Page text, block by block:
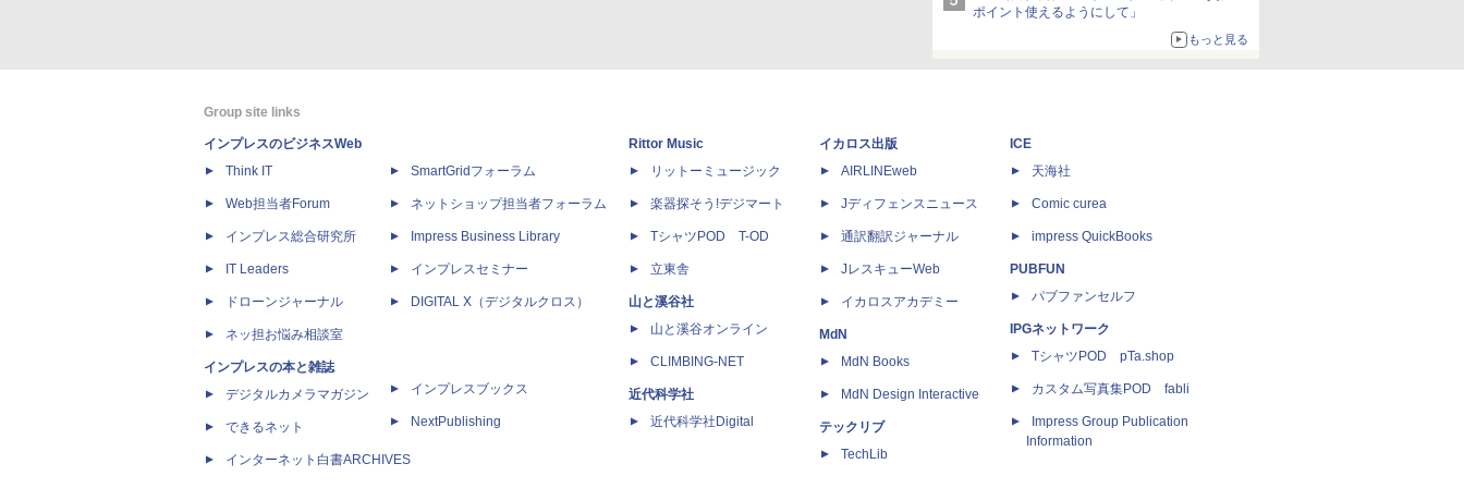
ポイント使えるようにして」
もっと見る
Group site links
インプレスのビジネスWeb
Think IT
Web担当者Forum
インプレス総合研究所
IT Leaders
ドローンジャーナル
ネッ担お悩み相談室
インプレスの本と雑誌
デジタルカメラマガジン
できるネット
インターネット白書ARCHIVES
SmartGridフォーラム
ネットショップ担当者フォーラム
Impress Business Library
インプレスセミナー
DIGITAL X（デジタルクロス）
インプレスブックス
NextPublishing
Rittor Music
リットーミュージック
楽器探そう!デジマート
TシャツPOD T-OD
立東舎
山と溪谷社
山と溪谷オンライン
CLIMBING-NET
近代科学社
近代科学社Digital
イカロス出版
AIRLINEweb
Jディフェンスニュース
通訳翻訳ジャーナル
JレスキューWeb
イカロスアカデミー
MdN
MdN Books
MdN Design Interactive
テックリブ
TechLib
ICE
天海社
Comic curea
impress QuickBooks
PUBFUN
パブファンセルフ
IPGネットワーク
TシャツPOD pTa.shop
カスタム写真集POD fabli
Impress Group Publication
Information